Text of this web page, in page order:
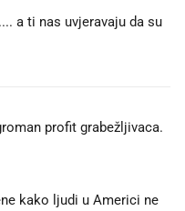
a ti nas uvjeravaju da su
profit grabežljivaca.
kako ljudi u Americi ne